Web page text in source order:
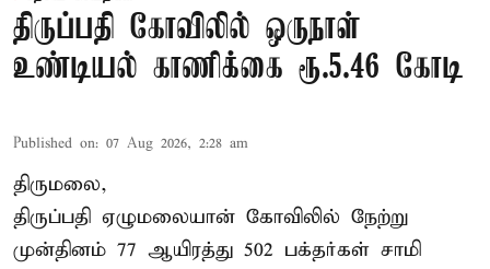
திருப்பதி கோவிலில் ஒருநாள்
உண்டியல் காணிக்கை ரூ.5.46 கோடி
Published on: 07 Aug 2026, 2:28 am
திருமலை,
திருப்பதி ஏழுமலையான் கோவிலில் நேற்று
முன்தினம் 77 ஆயிரத்து 502 பக்தர்கள் சாமி